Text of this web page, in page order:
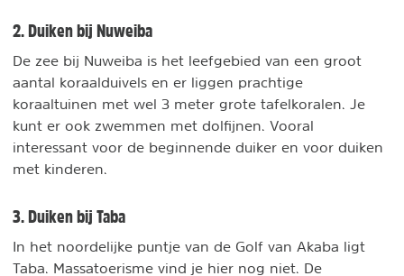
2. Duiken bij Nuweiba
De zee bij Nuweiba is het leefgebied van een groot
aantal koraalduivels en er liggen prachtige
koraaltuinen met wel 3 meter grote tafelkoralen. Je
kunt er ook zwemmen met dolfijnen. Vooral
interessant voor de beginnende duiker en voor duiken
met kinderen.
3. Duiken bij Taba
In het noordelijke puntje van de Golf van Akaba ligt
Taba. Massatoerisme vind je hier nog niet. De